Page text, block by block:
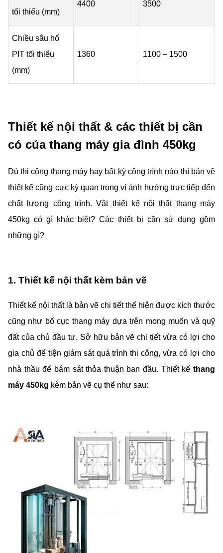
tối thiểu (mm)
4400 3500
Chiều sâu hố
PIT tối thiểu
(mm)
1360 1100 – 1500
Thiết kế nội thất & các thiết bị cần
có của thang máy gia đình 450kg
Dù thi công thang máy hay bất kỳ công trình nào thì bản vẽ
thiết kế cũng cực kỳ quan trọng vì ảnh hưởng trực tiếp đến
chất lượng công trình. Vật thiết kế nội thất thang máy
450kg có gì khác biệt? Các thiết bị cần sử dụng gồm
những gì?
1. Thiết kế nội thất kèm bản vẽ
Thiết kế nội thất là bản vẽ chi tiết thể hiện được kích thước
cũng như bố cục thang máy dựa trên mong muốn và quỹ
đất của chủ đầu tư. Sở hữu bản vẽ chi tiết vừa có lợi cho
gia chủ để tiện giám sát quá trình thi công, vừa có lợi cho
nhà thầu để bám sát thỏa thuận ban đầu. Thiết kế thang
máy 450kg kèm bản vẽ cụ thể như sau: